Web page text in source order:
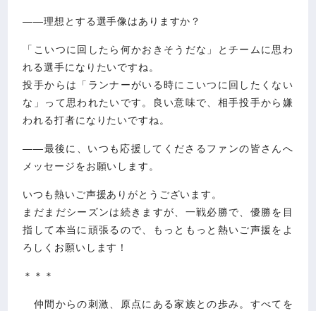
――理想とする選手像はありますか？
「こいつに回したら何かおきそうだな」とチームに思わ
れる選手になりたいですね。
投手からは「ランナーがいる時にこいつに回したくない
な」って思われたいです。良い意味で、相手投手から嫌
われる打者になりたいですね。
――最後に、いつも応援してくださるファンの皆さんへ
メッセージをお願いします。
いつも熱いご声援ありがとうございます。
まだまだシーズンは続きますが、一戦必勝で、優勝を目
指して本当に頑張るので、もっともっと熱いご声援をよ
ろしくお願いします！
＊＊＊
仲間からの刺激、原点にある家族との歩み。すべてを